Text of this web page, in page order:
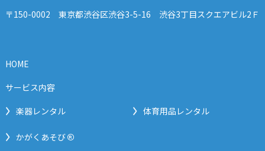
〒150-0002 東京都渋谷区渋谷3-5-16 渋谷3丁目スクエアビル2Ｆ
HOME
サービス内容
楽器レンタル
体育用品レンタル
かがくあそび®